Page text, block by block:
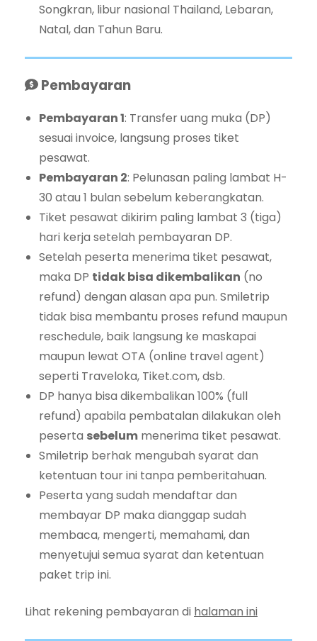
Songkran, libur nasional Thailand, Lebaran,
Natal, dan Tahun Baru.
Pembayaran
Pembayaran 1: Transfer uang muka (DP)
sesuai invoice, langsung proses tiket
pesawat.
Pembayaran 2: Pelunasan paling lambat H-
30 atau 1 bulan sebelum keberangkatan.
Tiket pesawat dikirim paling lambat 3 (tiga)
hari kerja setelah pembayaran DP.
Setelah peserta menerima tiket pesawat,
maka DP tidak bisa dikembalikan (no
refund) dengan alasan apa pun. Smiletrip
tidak bisa membantu proses refund maupun
reschedule, baik langsung ke maskapai
maupun lewat OTA (online travel agent)
seperti Traveloka, Tiket.com, dsb.
DP hanya bisa dikembalikan 100% (full
refund) apabila pembatalan dilakukan oleh
peserta sebelum menerima tiket pesawat.
Smiletrip berhak mengubah syarat dan
ketentuan tour ini tanpa pemberitahuan.
Peserta yang sudah mendaftar dan
membayar DP maka dianggap sudah
membaca, mengerti, memahami, dan
menyetujui semua syarat dan ketentuan
paket trip ini.
Lihat rekening pembayaran di halaman ini